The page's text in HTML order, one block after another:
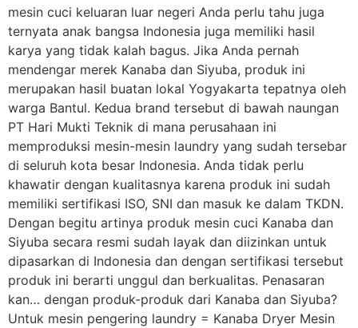
mesin cuci keluaran luar negeri Anda perlu tahu juga
ternyata anak bangsa Indonesia juga memiliki hasil
karya yang tidak kalah bagus. Jika Anda pernah
mendengar merek Kanaba dan Siyuba, produk ini
merupakan hasil buatan lokal Yogyakarta tepatnya oleh
warga Bantul. Kedua brand tersebut di bawah naungan
PT Hari Mukti Teknik di mana perusahaan ini
memproduksi mesin-mesin laundry yang sudah tersebar
di seluruh kota besar Indonesia. Anda tidak perlu
khawatir dengan kualitasnya karena produk ini sudah
memiliki sertifikasi ISO, SNI dan masuk ke dalam TKDN.
Dengan begitu artinya produk mesin cuci Kanaba dan
Siyuba secara resmi sudah layak dan diizinkan untuk
dipasarkan di Indonesia dan dengan sertifikasi tersebut
produk ini berarti unggul dan berkualitas. Penasaran
kan… dengan produk-produk dari Kanaba dan Siyuba?
Untuk mesin pengering laundry = Kanaba Dryer Mesin